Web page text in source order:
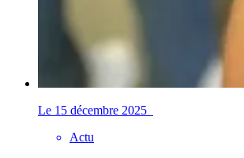
Le 15 décembre 2025
Actu